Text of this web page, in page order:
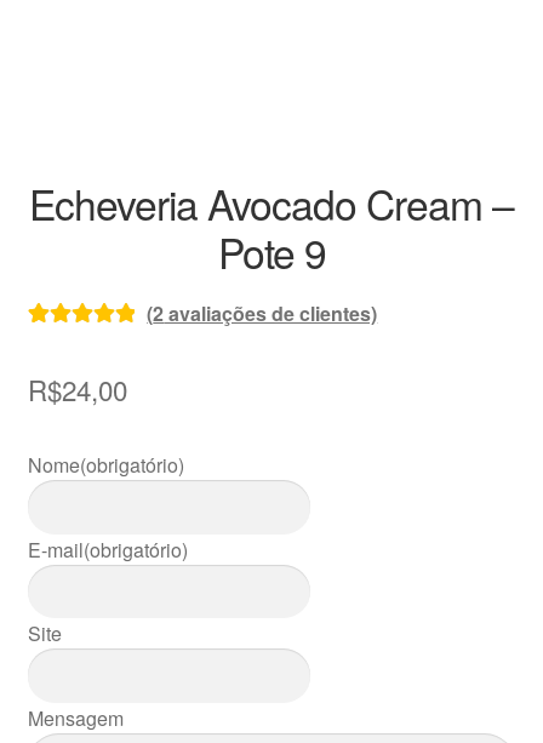
Loja
Perguntas frequentes
Raras
Vasos
Echeveria Avocado Cream –
Pote 9
5, com
avaliações de
clientes
(2avaliações de clientes)
R$24,00
Nome(obrigatório)
E-mail(obrigatório)
Site
Mensagem